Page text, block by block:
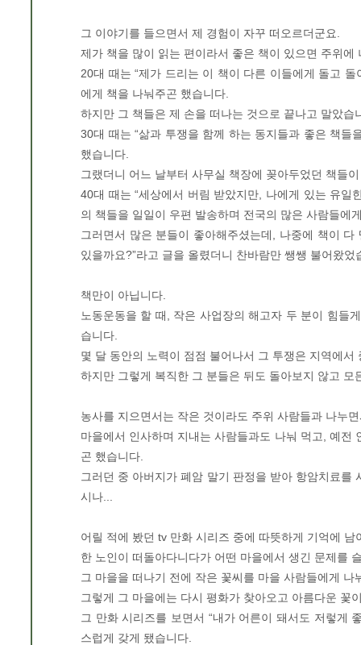
그 이야기를 들으면서 제 경험이 자꾸 떠오르더군요.
제가 책을 많이 읽는 편이라서 좋은 책이 있으면 주위
20대 때는 “제가 드리는 이 책이 다른 이들에게 돌고
에게 책을 나눠주곤 했습니다.
하지만 그 책들은 제 손을 떠나는 것으로 끝나고 말았습
30대 때는 “삶과 투쟁을 함께 하는 동지들과 좋은 책
했습니다.
그랬더니 어느 날부터 사무실 책장에 꽂아두었던 책들
40대 때는 “세상에서 버림 받았지만, 나에게 있는 유
의 책들을 일일이 우편 발송하며 전국의 많은 사람들에
그러면서 많은 분들이 좋아해주셨는데, 나중에 책이
있을까요?”라고 글을 올렸더니 찬바람만 쌩쌩 불어왔었
책만이 아닙니다.
노동운동을 할 때, 작은 사업장의 해고자 두 분이 힘들
습니다.
몇 달 동안의 노력이 점점 불어나서 그 투쟁은 지역에
하지만 그렇게 복직한 그 분들은 뒤도 돌아보지 않고 모
농사를 지으면서는 작은 것이라도 주위 사람들과 나누
마을에서 인사하며 지내는 사람들과도 나눠 먹고, 예
곤 했습니다.
그러던 중 아버지가 폐암 말기 판정을 받아 항암치료
시나...
어릴 적에 봤던 tv 만화 시리즈 중에 따뜻하게 기억에 남
한 노인이 떠돌아다니다가 어떤 마을에서 생긴 문제를
그 마을을 떠나기 전에 작은 꽃씨를 마을 사람들에게 나
그렇게 그 마을에는 다시 평화가 찾아오고 아름다운 꽃
그 만화 시리즈를 보면서 “내가 어른이 돼서도 저렇게
스럽게 갖게 됐습니다.